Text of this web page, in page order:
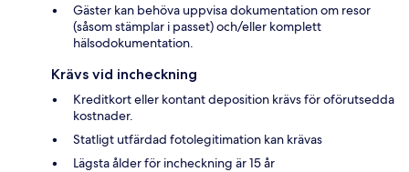
Gäster kan behöva uppvisa dokumentation om resor
(såsom stämplar i passet) och/eller komplett
hälsodokumentation.
Krävs vid incheckning
Kreditkort eller kontant deposition krävs för oförutsedda
kostnader.
Statligt utfärdad fotolegitimation kan krävas
Lägsta ålder för incheckning är 15 år